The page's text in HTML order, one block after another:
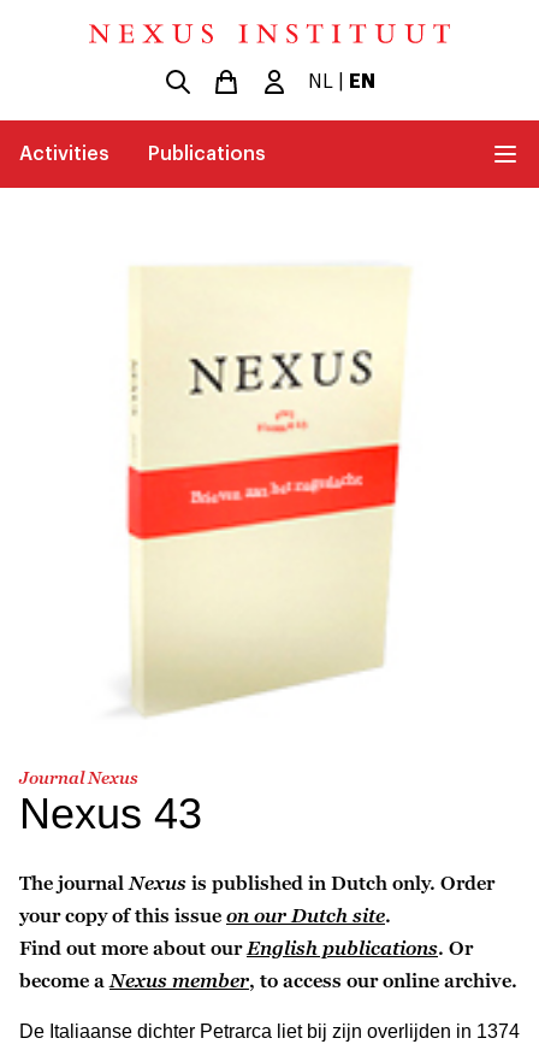
NL EN
Activities Publications
Journal Nexus
Nexus 43
The journal Nexus is published in Dutch only. Order
your copy of this issue on our Dutch site.
Find out more about our English publications. Or
become a Nexus member, to access our online archive.
De Italiaanse dichter Petrarca liet bij zijn overlijden in 1374